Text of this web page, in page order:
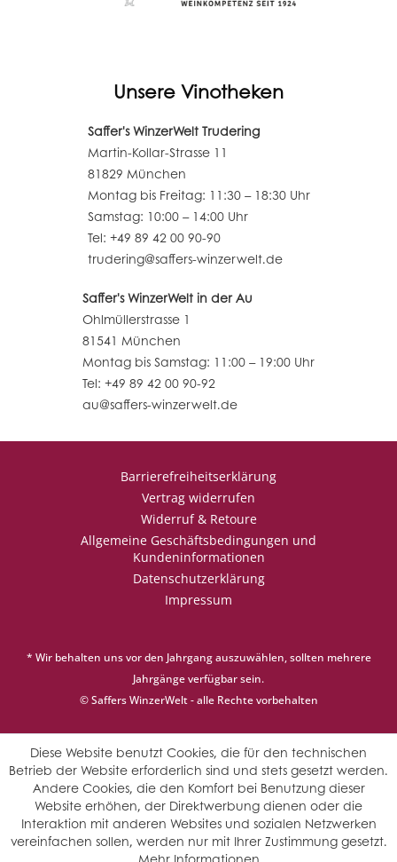
Unsere Vinotheken
Saffer's WinzerWelt Trudering
Martin-Kollar-Strasse 11
81829 München
Montag bis Freitag: 11:30 – 18:30 Uhr
Samstag: 10:00 – 14:00 Uhr
Tel: +49 89 42 00 90-90
trudering@saffers-winzerwelt.de
Saffer's WinzerWelt in der Au
Ohlmüllerstrasse 1
81541 München
Montag bis Samstag: 11:00 – 19:00 Uhr
Tel: +49 89 42 00 90-92
au@saffers-winzerwelt.de
Barrierefreiheitserklärung
Vertrag widerrufen
Widerruf & Retoure
Allgemeine Geschäftsbedingungen und
Kundeninformationen
Datenschutzerklärung
Impressum
* Wir behalten uns vor den Jahrgang auszuwählen, sollten mehrere
Jahrgänge verfügbar sein.
© Saffers WinzerWelt - alle Rechte vorbehalten
Diese Website benutzt Cookies, die für den technischen
Betrieb der Website erforderlich sind und stets gesetzt werden.
Andere Cookies, die den Komfort bei Benutzung dieser
Website erhöhen, der Direktwerbung dienen oder die
Interaktion mit anderen Websites und sozialen Netzwerken
vereinfachen sollen, werden nur mit Ihrer Zustimmung gesetzt.
Mehr Informationen